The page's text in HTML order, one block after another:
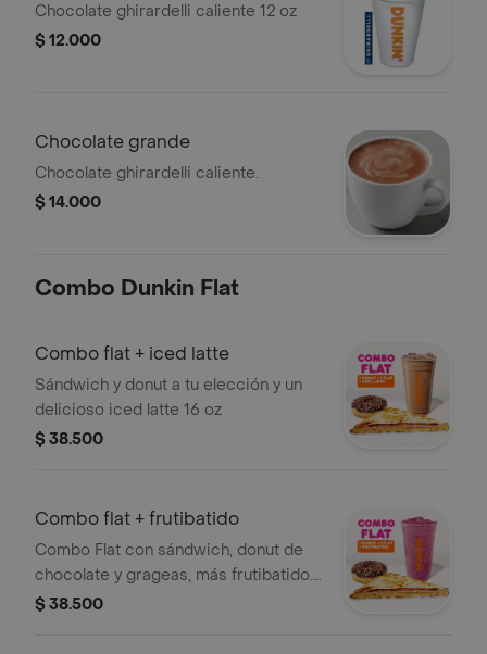
Chocolate ghirardelli caliente 12 oz
$ 12.000
Chocolate grande
Chocolate ghirardelli caliente.
$ 14.000
Combo Dunkin Flat
Combo flat + iced latte
Sándwich y donut a tu elección y un
delicioso iced latte 16 oz
$ 38.500
Combo flat + frutibatido
Combo Flat con sándwich, donut de
chocolate y grageas, más frutibatido.
Todo a tu elección.
$ 38.500